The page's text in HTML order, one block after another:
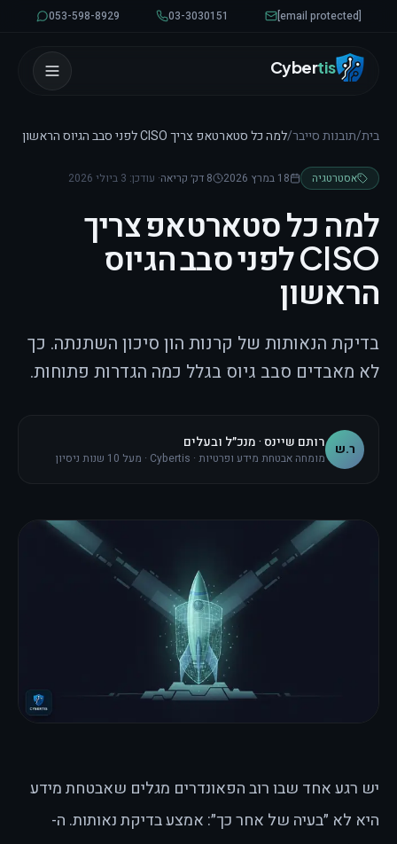
דלגו לתוכן[email protected]
03-3030151
053-598-8929
Cybertis
בית/תובנות סייבר/למה כל סטארטאפ צריך CISO לפני סבב הגיוס הראשון
אסטרטגיה 18 במרץ 2026 8 דק׳ קריאה · עודכן: 3 ביולי 2026
למה כל סטארטאפ צריך
CISO לפני סבב הגיוס
הראשון
בדיקת הנאותות של קרנות הון סיכון השתנתה. כך
לא מאבדים סבב גיוס בגלל כמה הגדרות פתוחות.
ר.ש רותם שיינס · מנכ״ל ובעלים
מומחה אבטחת מידע ופרטיות · Cybertis · מעל 10 שנות ניסיון
יש רגע אחד שבו רוב הפאונדרים מגלים שאבטחת מידע
היא לא ״בעיה של אחר כך״: אמצע בדיקת נאותות. ה-